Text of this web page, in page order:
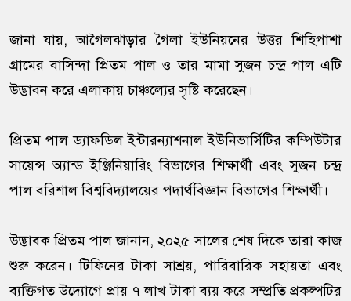
জানা যায়, আগৈলঝাড়ার গৈলা ইউনিয়নের উত্তর শিহিপাশা
গ্রামের বাসিন্দা প্রিতম পাল ও তার মামা সুজন চন্দ্র পাল এটি
উদ্ভাবন করে এলাকায় চাঞ্চল্যের সৃষ্টি করেছেন।
প্রিতম পাল ড্যাফডিল ইন্টারন্যাশনাল ইউনিভার্সিটির কম্পিউটার
সায়েন্স অ্যান্ড ইঞ্জিনিয়ারিং বিভাগের শিক্ষার্থী এবং সুজন চন্দ্র
পাল বরিশাল বিশ্ববিদ্যালয়ের পদার্থবিজ্ঞান বিভাগের শিক্ষার্থী।
উদ্ভাবক প্রিতম পাল জানান, ২০২৫ সালের শেষ দিকে তারা কাজ
শুরু করেন। টিফিনের টাকা সাশ্রয়, পারিবারিক সহায়তা এবং
ব্যক্তিগত উদ্যোগে প্রায় ৭ লাখ টাকা ব্যয় করে সম্প্রতি প্রকল্পটির